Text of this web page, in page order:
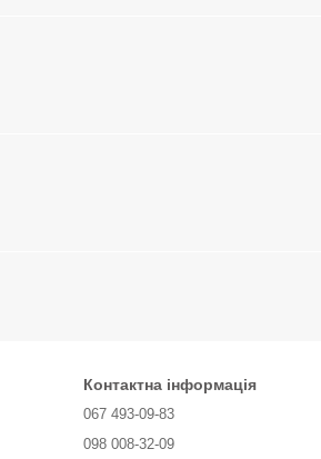
Контактна інформація
067 493-09-83
098 008-32-09